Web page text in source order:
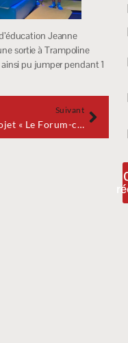
Jeanne
sortie à Trampoline
pu jumper pendant 1
Suivant
Le projet « Le Forum-continuum rémois » raconté par la presse